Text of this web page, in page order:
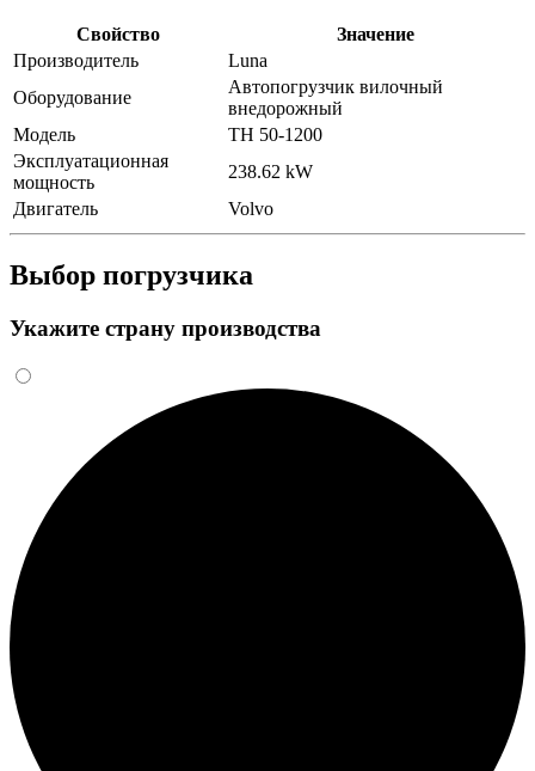
Свойство
Значение
Производитель
Luna
Оборудование
Автопогрузчик вилочный
внедорожный
Модель
TH 50-1200
Эксплуатационная
мощность
238.62 kW
Двигатель
Volvo
Выбор погрузчика
Укажите страну производства